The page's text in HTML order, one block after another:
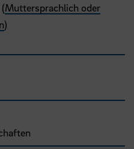
Muttersprachlich oder
)